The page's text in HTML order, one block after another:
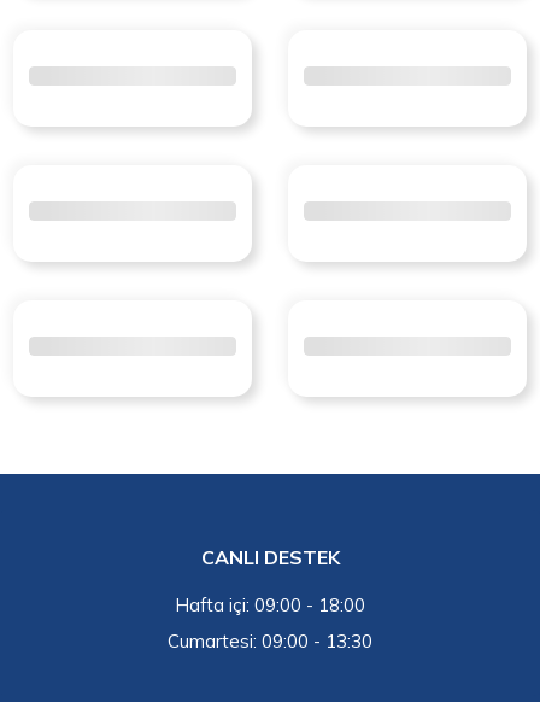
CANLI DESTEK
Hafta içi: 09:00 - 18:00
Cumartesi: 09:00 - 13:30